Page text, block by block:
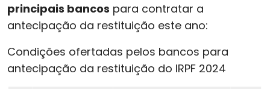
principais bancos para contratar a
antecipação da restituição este ano:
Condições ofertadas pelos bancos para
antecipação da restituição do IRPF 2024